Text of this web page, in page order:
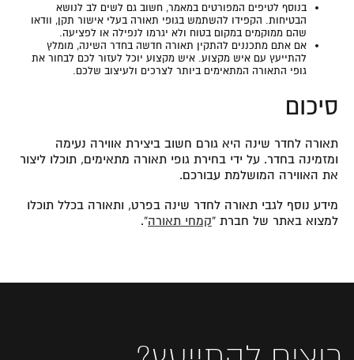
בנוסף לטיפים המפורטים במאמר, חשוב גם לשים לב לנושא
הבטיחות. הקפידו להשתמש בגופי תאורה בעלי אישור תקן, וודאו
שהם ממוקמים במקום בטוח ולא יגרמו לנפילה או לפציעה.
אם אתם מתכננים להתקין תאורה חדשה בחדר השינה, מומלץ
להתייעץ עם איש מקצוע. איש מקצוע יוכל לעזור לכם לבחור את
גופי התאורה המתאימים ביותר לצרכים ולעיצוב שלכם.
סיכום
תאורה לחדר שינה היא גורם חשוב ביצירת אווירה נעימה
ומזמינה בחדר. על ידי בחירת גופי תאורה מתאימים, תוכלו ליצור
את האווירה המושלמת עבורכם.
מידע נוסף לגבי תאורה לחדר שינה בפרט, ותאורה בכלל תוכלו
למצוא באתר של חברת “קמחי תאורה“.